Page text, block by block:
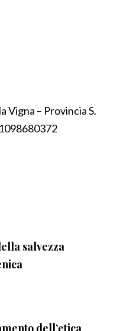
Vigna – Provincia S.
salvezza
dell’etica